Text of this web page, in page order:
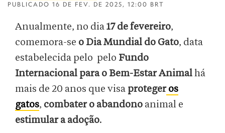
PUBLICADO 16 DE FEV. DE 2025, 12:00 BRT
Anualmente, no dia17 de fevereiro,
comemora-se o Dia Mundial do Gato, data
estabelecida pelo pelo Fundo
Internacional para o Bem-Estar Animalhá
mais de 20 anos que visa protegeros
gatos, combater o abandono animal e
estimular a adoção.